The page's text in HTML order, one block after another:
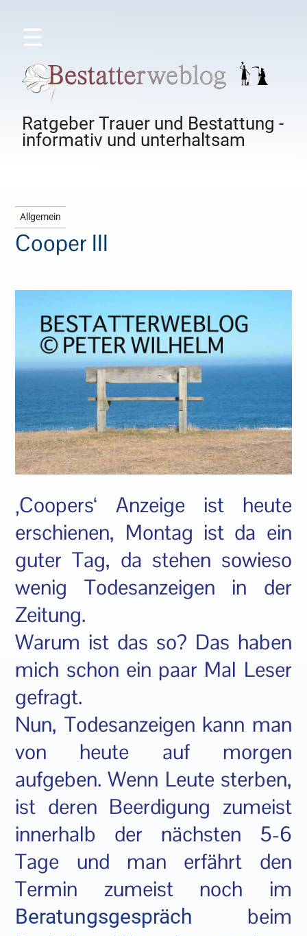
☰
Ratgeber Trauer und Bestattung -
informativ und unterhaltsam
Allgemein
Cooper III
‚Coopers‘ Anzeige ist heute
erschienen, Montag ist da ein
guter Tag, da stehen sowieso
wenig Todesanzeigen in der
Zeitung.
Warum ist das so? Das haben
mich schon ein paar Mal Leser
gefragt.
Nun, Todesanzeigen kann man
von heute auf morgen
aufgeben. Wenn Leute sterben,
ist deren Beerdigung zumeist
innerhalb der nächsten 5-6
Tage und man erfährt den
Termin zumeist noch im
Beratungsgespräch
beim